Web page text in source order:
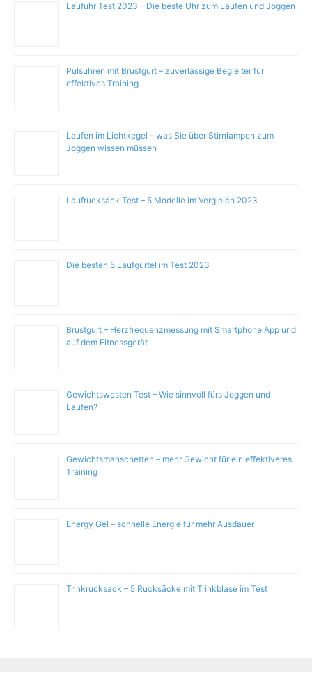
Laufuhr Test 2023 – Die beste Uhr zum Laufen und Joggen
Pulsuhren mit Brustgurt – zuverlässige Begleiter für
effektives Training
Laufen im Lichtkegel – was Sie über Stirnlampen zum
Joggen wissen müssen
Laufrucksack Test – 5 Modelle im Vergleich 2023
Die besten 5 Laufgürtel im Test 2023
Brustgurt – Herzfrequenzmessung mit Smartphone App und
auf dem Fitnessgerät
Gewichtswesten Test – Wie sinnvoll fürs Joggen und
Laufen?
Gewichtsmanschetten – mehr Gewicht für ein effektiveres
Training
Energy Gel – schnelle Energie für mehr Ausdauer
Trinkrucksack – 5 Rucksäcke mit Trinkblase im Test